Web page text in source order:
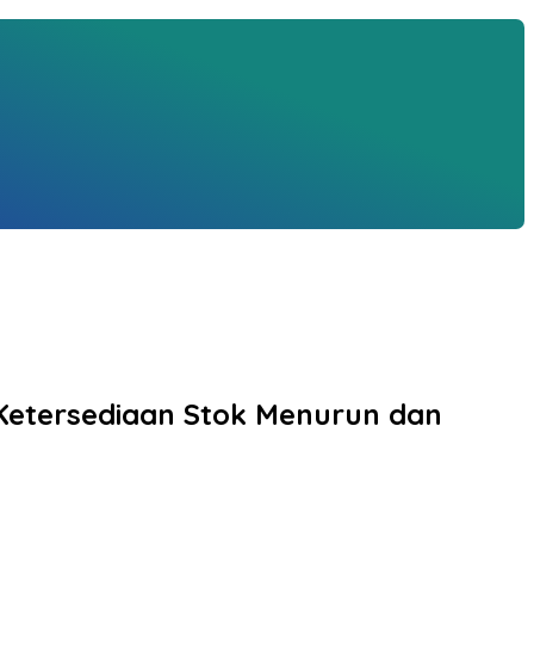
Stok Menurun dan